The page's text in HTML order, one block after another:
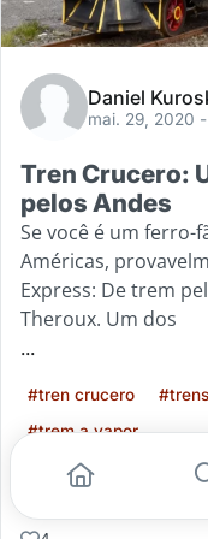
Daniel
mai. 29, 2020
Tren Crucero:
pelos Andes
Se você é um ferro-
Américas,
Express: De trem
Theroux. Um dos
...
#tren crucero
#trem a vapor
Leia mais